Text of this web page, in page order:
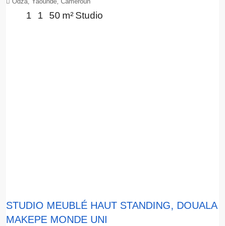
1 1 50 m² Studio
STUDIO MEUBLÉ HAUT STANDING, DOUALA
MAKEPE MONDE UNI